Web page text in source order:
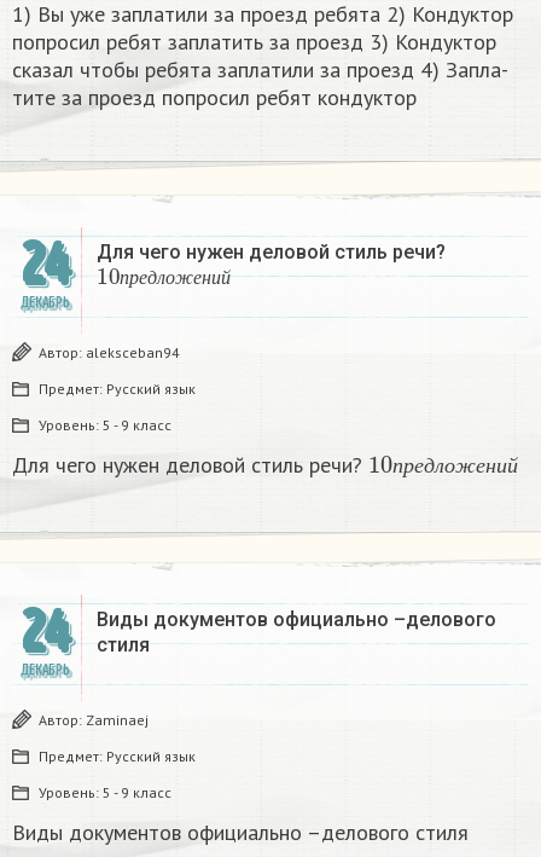
1) Вы уже за­пла­ти­ли за про­езд ре­бя­та 2) Кон­дук­тор
по­про­сил ребят за­пла­тить за про­езд 3) Кон­дук­тор
ска­зал чтобы ре­бя­та за­пла­ти­ли за про­езд 4) За­пла­
ти­те за про­езд по­про­сил ребят кон­дук­тор​
24
ДЕКАБРЬ
Для чего нужен деловой стиль речи?
пре дложений
10п редложен ий
Автор: aleksceban94
Предмет: Русский язык
Уровень: 5 - 9 класс
Для чего нужен деловой стиль речи? пре дл ожен и й
10
24
ДЕКАБРЬ
Виды документов официально –делового
стиля
Автор: Zaminaej
Предмет: Русский язык
Уровень: 5 - 9 класс
Виды документов официально –делового стиля